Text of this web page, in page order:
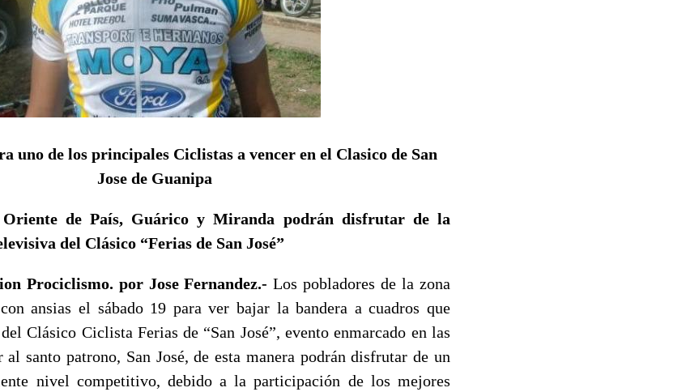
uno de los principales Ciclistas a vencer en el Clasico de San
Jose de Guanipa
de País, Guárico y Miranda podrán disfrutar de la
del Clásico “Ferias de San José”
Prociclismo. por Jose Fernandez.- Los pobladores de la zona
ansias el sábado 19 para ver bajar la bandera a cuadros que
Clásico Ciclista Ferias de “San José”, evento enmarcado en las
santo patrono, San José, de esta manera podrán disfrutar de un
nivel competitivo, debido a la participación de los mejores